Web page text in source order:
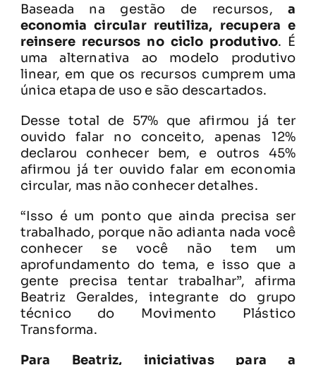
Baseada na gestão de recursos,a
economia circular reutiliza, recupera e
reinsere recursos no ciclo produtivo. É
uma alternativa ao modelo produtivo
linear, em que os recursos cumprem uma
única etapa de uso e são descartados.
Desse total de 57% que afirmou já ter
ouvido falar no conceito, apenas 12%
declarou conhecer bem, e outros 45%
afirmou já ter ouvido falar em economia
circular, mas não conhecer detalhes.
“Isso é um ponto que ainda precisa ser
trabalhado, porque não adianta nada você
conhecer se você não tem um
aprofundamento do tema, e isso que a
gente precisa tentar trabalhar”, afirma
Beatriz Geraldes, integrante do grupo
técnico do Movimento Plástico
Transforma.
Para Beatriz, iniciativas para a